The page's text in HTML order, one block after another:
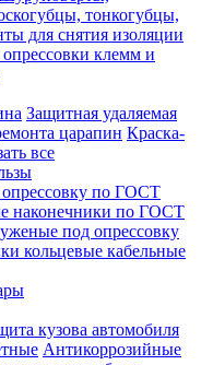
тонкогубцы,
для снятия изоляции
клемм и
Защитная удаляемая
царапин Краска-
все
по ГОСТ
наконечники по ГОСТ
под опрессовку
кольцевые кабельные
кузова автомобиля
Антикоррозийные